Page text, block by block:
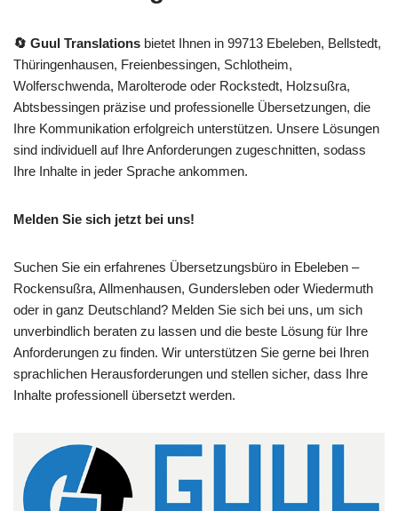
🔄 Guul Translations bietet Ihnen in 99713 Ebeleben, Bellstedt,
Thüringenhausen, Freienbessingen, Schlotheim,
Wolferschwenda, Marolterode oder Rockstedt, Holzsußra,
Abtsbessingen präzise und professionelle Übersetzungen, die
Ihre Kommunikation erfolgreich unterstützen. Unsere Lösungen
sind individuell auf Ihre Anforderungen zugeschnitten, sodass
Ihre Inhalte in jeder Sprache ankommen.
Melden Sie sich jetzt bei uns!
Suchen Sie ein erfahrenes Übersetzungsbüro in Ebeleben –
Rockensußra, Allmenhausen, Gundersleben oder Wiedermuth
oder in ganz Deutschland? Melden Sie sich bei uns, um sich
unverbindlich beraten zu lassen und die beste Lösung für Ihre
Anforderungen zu finden. Wir unterstützen Sie gerne bei Ihren
sprachlichen Herausforderungen und stellen sicher, dass Ihre
Inhalte professionell übersetzt werden.